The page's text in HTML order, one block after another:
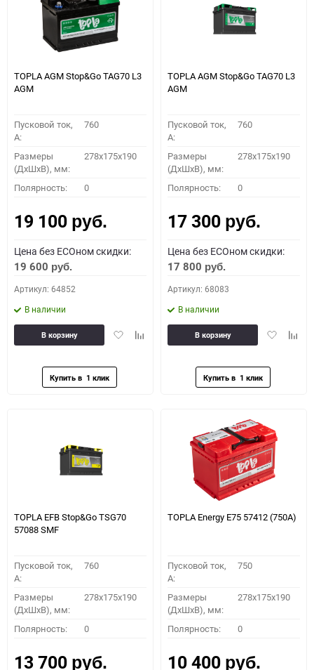
TOPLA AGM Stop&Go TAG70 L3
AGM
Пусковой ток,
A:
760
Размеры
(ДхШхВ), мм:
278x175x190
Полярность: 0
19 100 руб.
Цена без ECOном скидки:
19 600 руб.
Артикул: 64852
В наличии
ДобавитьДобавить
В корзину
TOPLA AGM Stop&Go TAG70 L3
AGM
Пусковой ток,
A:
760
Размеры
(ДхШхВ), мм:
278x175x190
Полярность: 0
17 300 руб.
Цена без ECOном скидки:
17 800 руб.
Артикул: 68083
В наличии
Добавить
В корзину
TOPLA EFB Stop&Go TSG70
57088 SMF
Пусковой ток,
A:
760
Размеры
(ДхШхВ), мм:
278x175x190
Полярность: 0
13 700 руб.
TOPLA Energy E75 57412 (750A)
Пусковой ток,
A:
750
Размеры
(ДхШхВ), мм:
278x175x190
Полярность: 0
10 400 руб.